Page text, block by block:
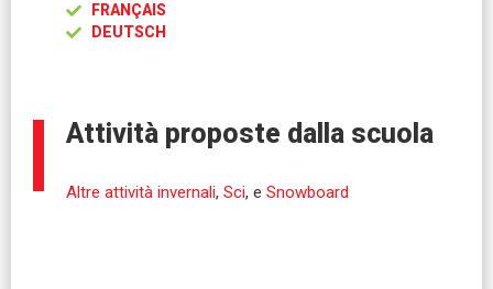
FRANÇAIS
DEUTSCH
Attività proposte dalla scuola
Altre attività invernali, Sci, e Snowboard